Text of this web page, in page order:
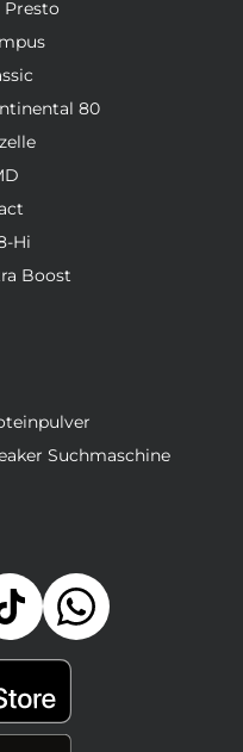
Presto
80
Hi
Boost
Suchmaschine